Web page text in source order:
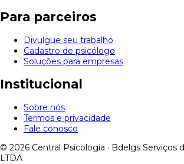
Para parceiros
Divulgue seu trabalho
Cadastro de psicólogo
Soluções para empresas
Institucional
Sobre nós
Termos e privacidade
Fale conosco
© 2026 Central Psicologia · Bdelgs Serviços
LTDA